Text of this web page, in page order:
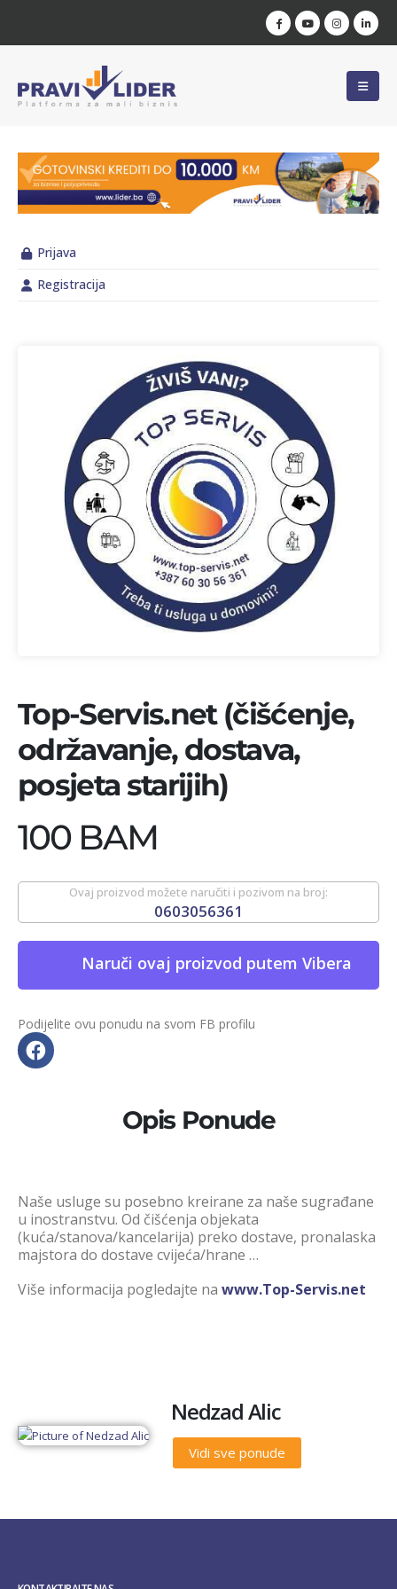
Prijava
Registracija
Top-Servis.net (čišćenje,
održavanje, dostava,
posjeta starijih)
100 BAM
Ovaj proizvod možete naručiti i pozivom na broj:
0603056361
Naruči ovaj proizvod putem Vibera
Podijelite ovu ponudu na svom FB profilu
Opis Ponude
Naše usluge su posebno kreirane za naše sugrađane
u inostranstvu. Od čišćenja objekata
(kuća/stanova/kancelarija) preko dostave, pronalaska
majstora do dostave cvijeća/hrane …
Više informacija pogledajte na www.Top-Servis.net
Nedzad Alic
Vidi sve ponude